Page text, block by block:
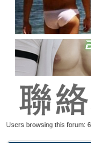
Users browsing this forum: